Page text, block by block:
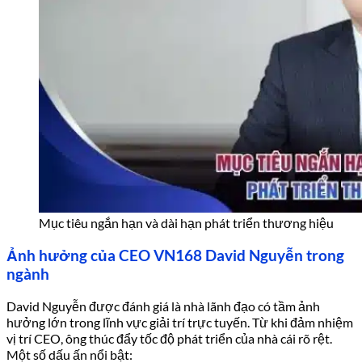
Mục tiêu ngắn hạn và dài hạn phát triển thương hiệu
Ảnh hưởng của CEO VN168 David Nguyễn trong
ngành
David Nguyễn được đánh giá là nhà lãnh đạo có tầm ảnh
hưởng lớn trong lĩnh vực giải trí trực tuyến. Từ khi đảm nhiệm
vị trí CEO, ông thúc đẩy tốc độ phát triển của nhà cái rõ rệt.
Một số dấu ấn nổi bật: